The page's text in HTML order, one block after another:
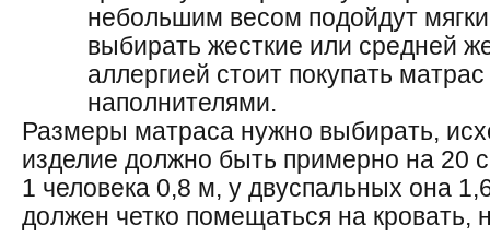
небольшим весом подойдут
выбирать жесткие или средней
аллергией стоит покупать
наполнителями.
Размеры матраса нужно выбирать,
изделие должно быть примерно на 20
1 человека 0,8 м, у двуспальных она
должен четко помещаться на кровать,